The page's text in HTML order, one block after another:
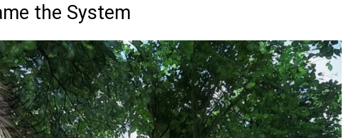
the System